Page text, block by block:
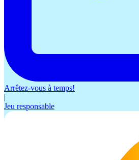
Arrêtez-vous à temps!
|
Jeu responsable